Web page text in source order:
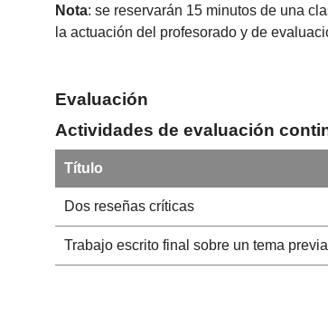
Nota: se reservarán 15 minutos de una
la actuación del profesorado y de
Evaluación
Actividades de evaluación
Título
Dos reseñas críticas
Trabajo escrito final sobre un tema